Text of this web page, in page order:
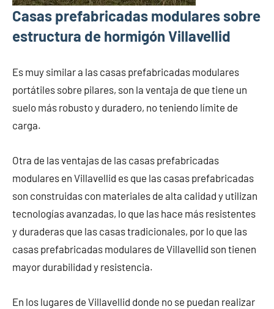
Casas prefabricadas modulares sobre
estructura de hormigón Villavellid
Es muy similar a las casas prefabricadas modulares
portátiles sobre pilares, son la ventaja de que tiene un
suelo más robusto y duradero, no teniendo límite de
carga.
Otra de las ventajas de las casas prefabricadas
modulares en Villavellid es que las casas prefabricadas
son construidas con materiales de alta calidad y utilizan
tecnologías avanzadas, lo que las hace más resistentes
y duraderas que las casas tradicionales, por lo que las
casas prefabricadas modulares de Villavellid son tienen
mayor durabilidad y resistencia.
En los lugares de Villavellid donde no se puedan realizar